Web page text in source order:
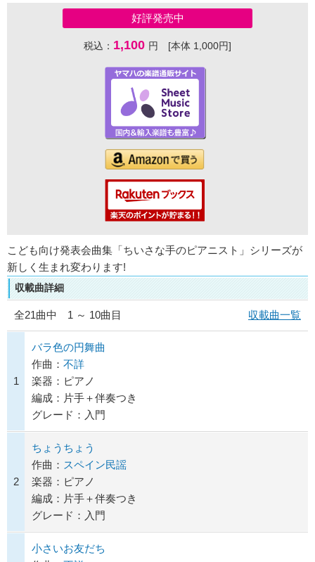
好評発売中
税込： 1,100 円 [本体 1,000円]
こども向け発表会曲集「ちいさな手のピアニスト」シリーズが
新しく生まれ変わります!
収載曲詳細
全21曲中 1 ～ 10曲目 収載曲一覧
1
バラ色の円舞曲
作曲： 不詳
楽器：ピアノ
編成：片手＋伴奏つき
グレード：入門
2
ちょうちょう
作曲： スペイン民謡
楽器：ピアノ
編成：片手＋伴奏つき
グレード：入門
小さいお友だち